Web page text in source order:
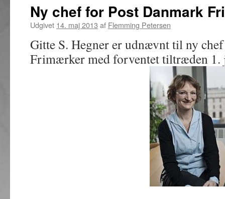
Ny chef for Post Danmark
Udgivet 14. maj 2013 af Flemming Petersen
Gitte S. Hegner er udnævnt til ny
Frimærker med forventet tiltræden 1.